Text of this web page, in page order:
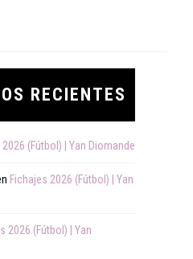
RECIENTES
2026 (Fútbol) | Yan Diomande
Fichajes 2026 (Fútbol) | Yan
2026 (Fútbol) | Yan